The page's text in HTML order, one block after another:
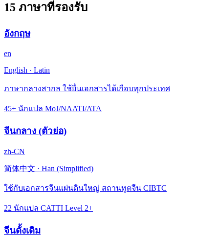
15 ภาษาที่รองรับ
อังกฤษ
en
English · Latin
ภาษากลางสากล ใช้ยื่นเอกสารได้เกือบทุกประเทศ
45+ นักแปล MoJ/NAATI/ATA
จีนกลาง (ตัวย่อ)
zh-CN
简体中文 · Han (Simplified)
ใช้กับเอกสารจีนแผ่นดินใหญ่ สถานทูตจีน CIBTC
22 นักแปล CATTI Level 2+
จีนดั้งเดิม